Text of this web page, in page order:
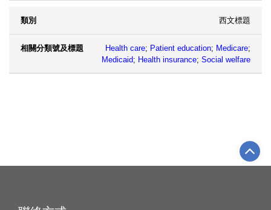
西文標題
Health care; Patient education; Medicare;
Medicaid; Health insurance; Social welfare